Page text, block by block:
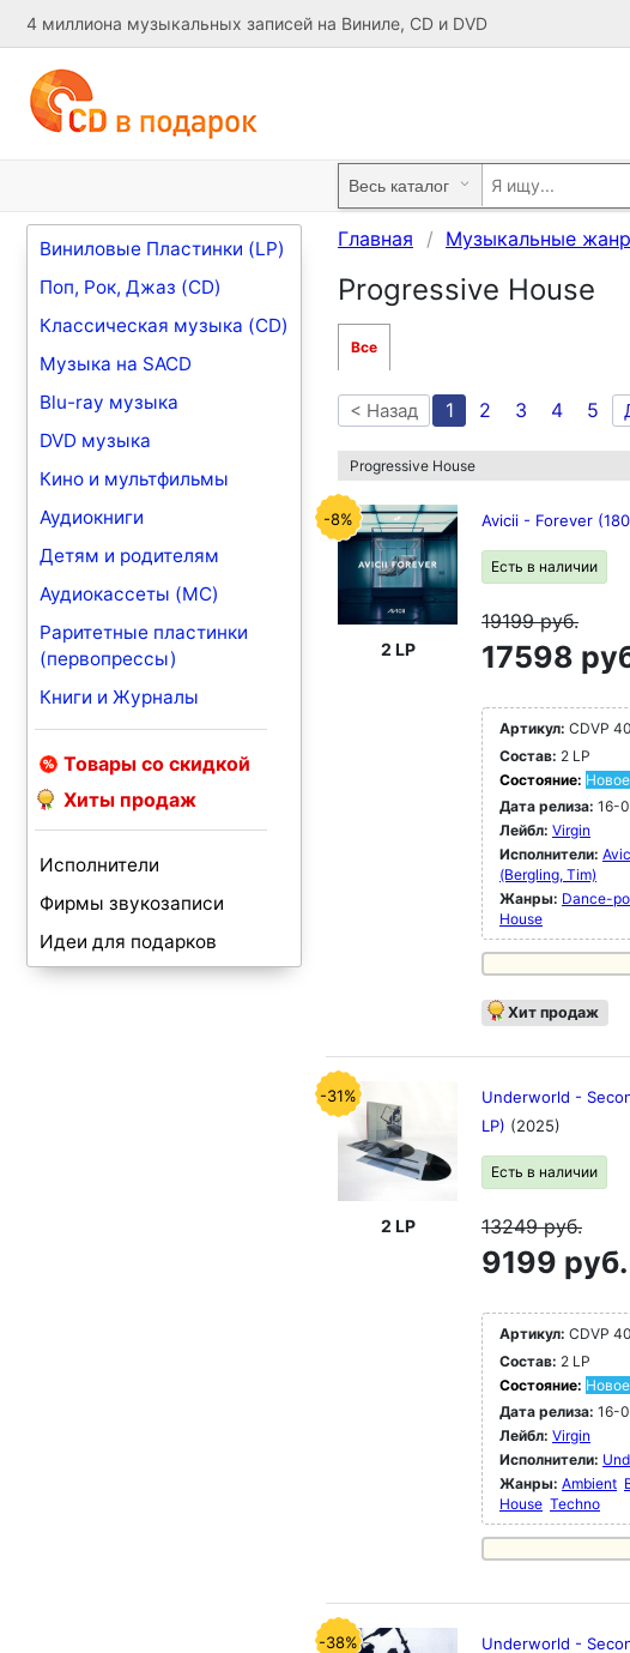
4 миллиона музыкальных записей на Виниле, CD и DVD
Виниловые Пластинки (LP)
Поп, Рок, Джаз (CD)
Классическая музыка (CD)
Музыка на SACD
Blu-ray музыка
DVD музыка
Кино и мультфильмы
Аудиокниги
Детям и родителям
Аудиокассеты (MC)
Раритетные пластинки
(первопрессы)
Книги и Журналы
Товары со скидкой
Хиты продаж
Исполнители
Фирмы звукозаписи
Идеи для подарков
Главная Музыкальные
Progressive House
Все
< Назад 1 2 3 4 5
Progressive House
-8%
2 LP
Avicii - Forever
Есть в наличии
19199руб.
17598
Артикул: CDVP
Состав: 2 LP
Состояние:
Дата релиза: 16-
Лейбл: Virgin
Исполнители:
(Bergling, Tim)
Жанры: Dance-
House
Хит продаж
-31%
2 LP
Underworld -
LP) (2025)
Есть в наличии
13249руб.
9199 руб.
Артикул: CDVP
Состав: 2 LP
Состояние:
Дата релиза: 16-
Лейбл: Virgin
Исполнители:
Жанры: Ambient
House Techno
-38%
Underworld -